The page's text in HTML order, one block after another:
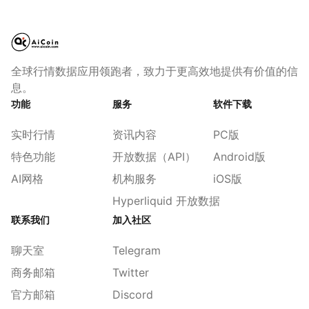
全球行情数据应用领跑者，致力于更高效地提供有价值的信
息。
功能
实时行情
特色功能
AI网格
服务
资讯内容
开放数据（API）
机构服务
Hyperliquid 开放数据
软件下载
PC版
Android版
iOS版
联系我们
聊天室
商务邮箱
官方邮箱
加入社区
Telegram
Twitter
Discord